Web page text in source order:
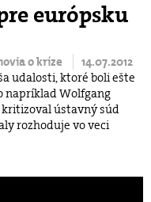
európsku
o kríze
14.07.2012
udalosti, ktoré boli ešte
napríklad Wolfgang
ústavný súd
rozhoduje vo veci